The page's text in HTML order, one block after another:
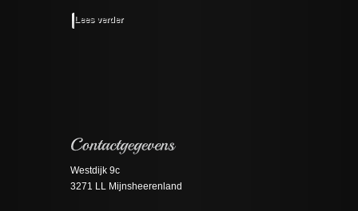
Lees verder
Westdijk 9c
3271 LL Mijnsheerenland